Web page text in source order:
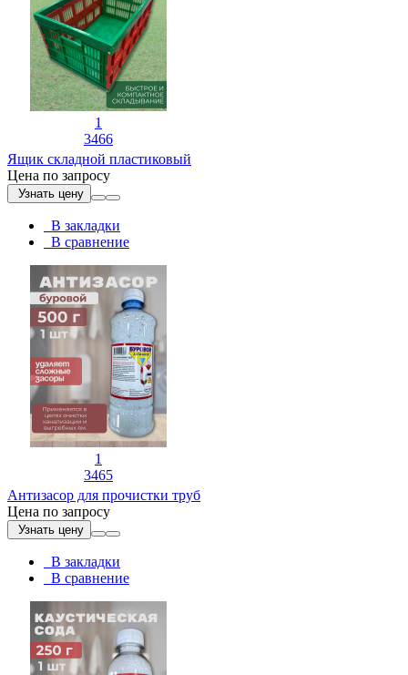
1
3466
Ящик складной пластиковый
Цена по запросу
Узнать цену
В закладки
В сравнение
1
3465
Антизасор для прочистки труб
Цена по запросу
Узнать цену
В закладки
В сравнение